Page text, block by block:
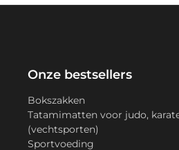
Onze bestsellers
Bokszakken
Tatamimatten voor judo,
(vechtsporten)
Sportvoeding